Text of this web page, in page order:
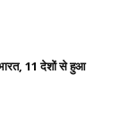
11 देशों से हुआ